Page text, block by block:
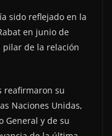
sido reflejado en la
en junio de
pilar de la relación
reafirmaron su
Naciones Unidas,
General y de su